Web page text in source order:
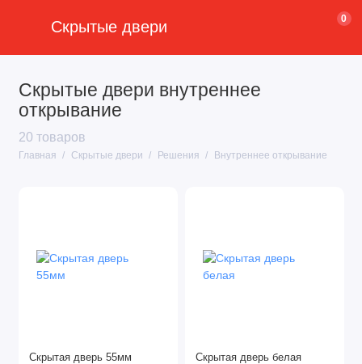
Скрытые двери 0
Скрытые двери внутреннее
открывание
20 товаров
Главная Скрытые двери Решения Внутреннее открывание
Скрытая дверь 55мм Скрытая дверь белая